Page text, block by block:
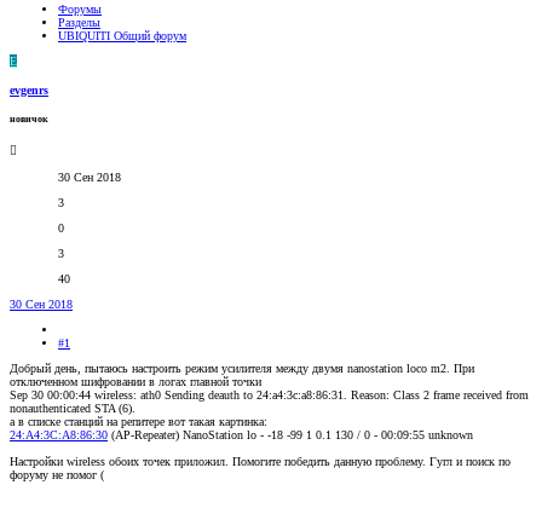
Форумы
Разделы
UBIQUITI Общий форум
E
evgenrs
новичок
30 Сен 2018
3
0
3
40
30 Сен 2018
#1
Добрый день, пытаюсь настроить режим усилителя между двумя nanostation loco m2. При
отключенном шифровании в логах главной точки
Sep 30 00:00:44 wireless: ath0 Sending deauth to 24:a4:3c:a8:86:31. Reason: Class 2 frame received from
nonauthenticated STA (6).
а в списке станций на репитере вот такая картинка:
24:A4:3C:A8:86:30 (AP-Repeater) NanoStation lo - -18 -99 1 0.1 130 / 0 - 00:09:55 unknown
Настройки wireless обоих точек приложил. Помогите победить данную проблему. Гугл и поиск по
форуму не помог (